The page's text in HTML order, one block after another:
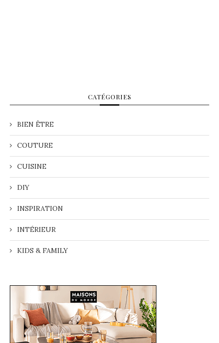
CATÉGORIES
BIEN ÊTRE
COUTURE
CUISINE
DIY
INSPIRATION
INTÉRIEUR
KIDS & FAMILY